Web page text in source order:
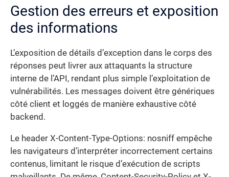
Gestion des erreurs et exposition
des informations
L’exposition de détails d’exception dans le corps des
réponses peut livrer aux attaquants la structure
interne de l’API, rendant plus simple l’exploitation de
vulnérabilités. Les messages doivent être génériques
côté client et loggés de manière exhaustive côté
backend.
Le header X-Content-Type-Options: nosniff empêche
les navigateurs d’interpréter incorrectement certains
contenus, limitant le risque d’exécution de scripts